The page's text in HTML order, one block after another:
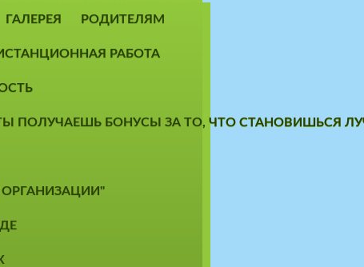
ГАЛЕРЕЯ РОДИТЕЛЯМ
РАБОТА
ПОЛУЧАЕШЬ БОНУСЫ ЗА ТО, ЧТО СТАНОВИШЬСЯ